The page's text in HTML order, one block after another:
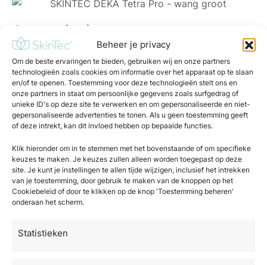
Beheer je privacy
Om de beste ervaringen te bieden, gebruiken wij en onze partners
technologieën zoals cookies om informatie over het apparaat op te slaan
en/of te openen. Toestemming voor deze technologieën stelt ons en
onze partners in staat om persoonlijke gegevens zoals surfgedrag of
unieke ID's op deze site te verwerken en om gepersonaliseerde en niet-
gepersonaliseerde advertenties te tonen. Als u geen toestemming geeft
of deze intrekt, kan dit invloed hebben op bepaalde functies.
Klik hieronder om in te stemmen met het bovenstaande of om specifieke
keuzes te maken. Je keuzes zullen alleen worden toegepast op deze
site. Je kunt je instellingen te allen tijde wijzigen, inclusief het intrekken
van je toestemming, door gebruik te maken van de knoppen op het
Cookiebeleid of door te klikken op de knop 'Toestemming beheren'
onderaan het scherm.
Statistieken
Onze missie
Onze missie is om de huid te verbeteren met
innovatieve, wetenschappelijk onderbouwde
dermatologische en cosmetische oplossingen. Wij
ondersteunen huidtherapeuten, dermatologen,
plastisch chirurgen en cosmetisch artsen met
effectieve en veilige behandelingen die zowel de
huidgezondheid als esthetiek optimaliseren.
Plan kennismaking